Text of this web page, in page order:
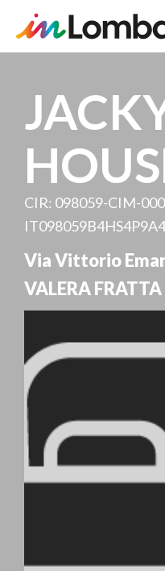
CIR: 098059-CIM-
Via Vittorio
VALERA FRATTA